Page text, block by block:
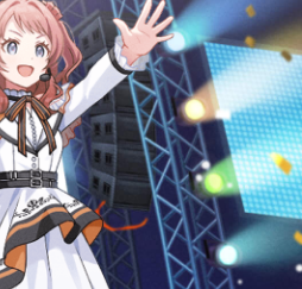
シリアルコード・
あいことば
Pレポ
お気に入り
メモ